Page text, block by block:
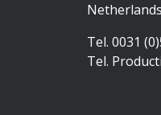
Netherlands
Tel. 0031
Tel.